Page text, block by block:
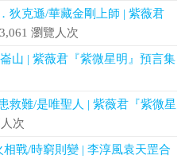
狄克遜/華藏金剛上師 | 紫薇君
瀏覽人次
山 | 紫薇君『紫微星明』預言集
救難/是唯聖人 | 紫薇君『紫微星
次
戰/時窮則變 | 李淳風袁天罡合